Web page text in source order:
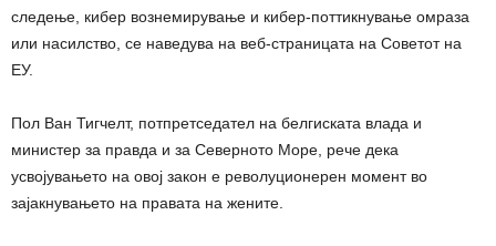
следење, кибер вознемирување и кибер-поттикнување омраза
или насилство, се наведува на веб-страницата на Советот на
ЕУ.
Пол Ван Тигчелт, потпретседател на белгиската влада и
министер за правда и за Северното Море, рече дека
усвојувањето на овој закон е револуционерен момент во
зајакнувањето на правата на жените.